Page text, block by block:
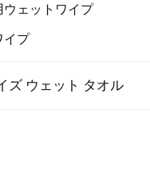
ウェットワイプ
イプ
ズ ウェット タオル